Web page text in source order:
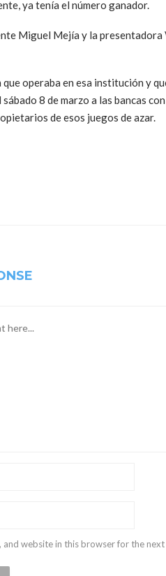
ya tenía el número ganador.
Miguel Mejía y la
operaba en esa institución y
8 de marzo a las bancas
de esos juegos de azar.
and website in this browser for the